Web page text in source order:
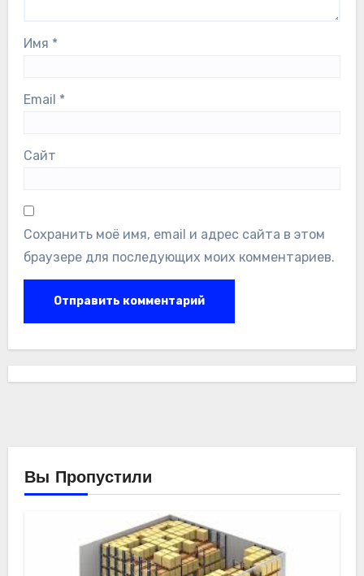
Имя *
Email *
Сайт
Сохранить моё имя, email и адрес сайта в этом
браузере для последующих моих комментариев.
Вы Пропустили